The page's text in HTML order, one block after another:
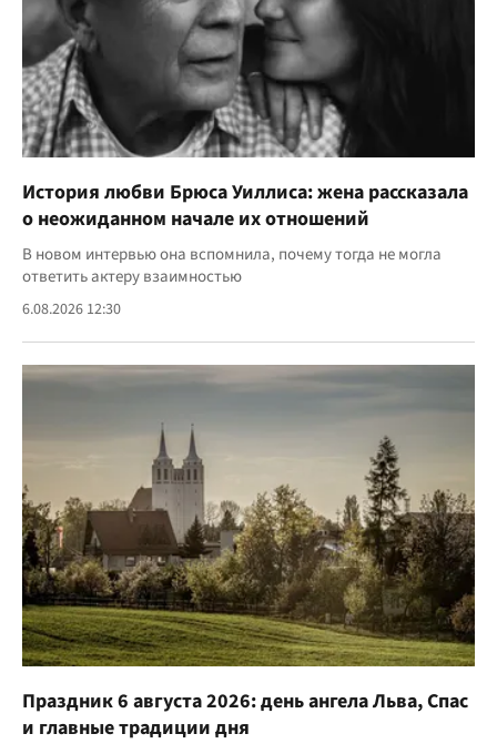
История любви Брюса Уиллиса: жена рассказала
о неожиданном начале их отношений
В новом интервью она вспомнила, почему тогда не могла
ответить актеру взаимностью
6.08.2026 12:30
Праздник 6 августа 2026: день ангела Льва, Спас
и главные традиции дня